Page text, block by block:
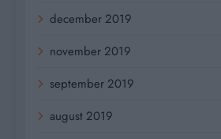
december 2019
november 2019
september 2019
august 2019